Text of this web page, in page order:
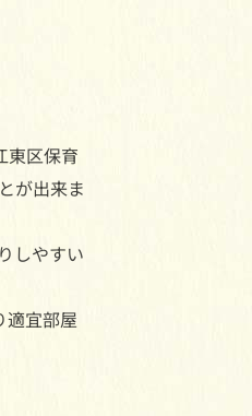
東区保育
が出来ま
しやすい
適宜部屋